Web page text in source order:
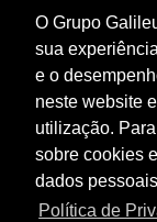
O Grupo
sua
e o
neste website
utilização.
sobre cookies
dados
Política de
Mapa
Canal